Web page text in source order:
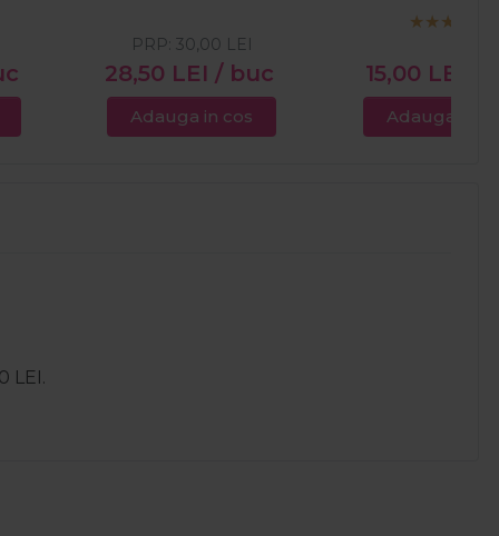
28,50 LEI / buc
PRP: 30,00 LEI
Adauga in cos
15,00 LEI
Adauga in
LEI.